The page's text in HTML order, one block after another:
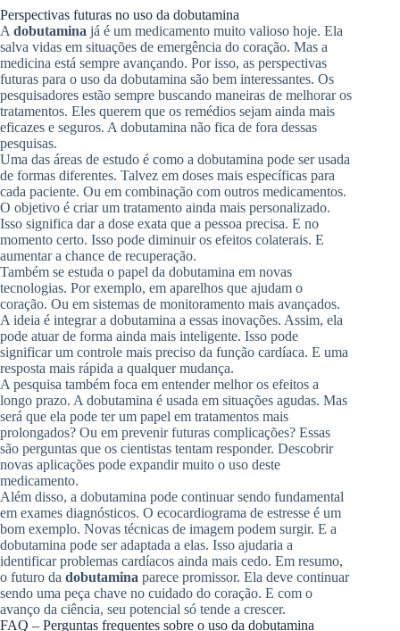
Perspectivas futuras no uso da dobutamina
A dobutamina já é um medicamento muito valioso hoje. Ela
salva vidas em situações de emergência do coração. Mas a
medicina está sempre avançando. Por isso, as perspectivas
futuras para o uso da dobutamina são bem interessantes. Os
pesquisadores estão sempre buscando maneiras de melhorar os
tratamentos. Eles querem que os remédios sejam ainda mais
eficazes e seguros. A dobutamina não fica de fora dessas
pesquisas.
Uma das áreas de estudo é como a dobutamina pode ser usada
de formas diferentes. Talvez em doses mais específicas para
cada paciente. Ou em combinação com outros medicamentos.
O objetivo é criar um tratamento ainda mais personalizado.
Isso significa dar a dose exata que a pessoa precisa. E no
momento certo. Isso pode diminuir os efeitos colaterais. E
aumentar a chance de recuperação.
Também se estuda o papel da dobutamina em novas
tecnologias. Por exemplo, em aparelhos que ajudam o
coração. Ou em sistemas de monitoramento mais avançados.
A ideia é integrar a dobutamina a essas inovações. Assim, ela
pode atuar de forma ainda mais inteligente. Isso pode
significar um controle mais preciso da função cardíaca. E uma
resposta mais rápida a qualquer mudança.
A pesquisa também foca em entender melhor os efeitos a
longo prazo. A dobutamina é usada em situações agudas. Mas
será que ela pode ter um papel em tratamentos mais
prolongados? Ou em prevenir futuras complicações? Essas
são perguntas que os cientistas tentam responder. Descobrir
novas aplicações pode expandir muito o uso deste
medicamento.
Além disso, a dobutamina pode continuar sendo fundamental
em exames diagnósticos. O ecocardiograma de estresse é um
bom exemplo. Novas técnicas de imagem podem surgir. E a
dobutamina pode ser adaptada a elas. Isso ajudaria a
identificar problemas cardíacos ainda mais cedo. Em resumo,
o futuro da dobutamina parece promissor. Ela deve continuar
sendo uma peça chave no cuidado do coração. E com o
avanço da ciência, seu potencial só tende a crescer.
FAQ – Perguntas frequentes sobre o uso da dobutamina